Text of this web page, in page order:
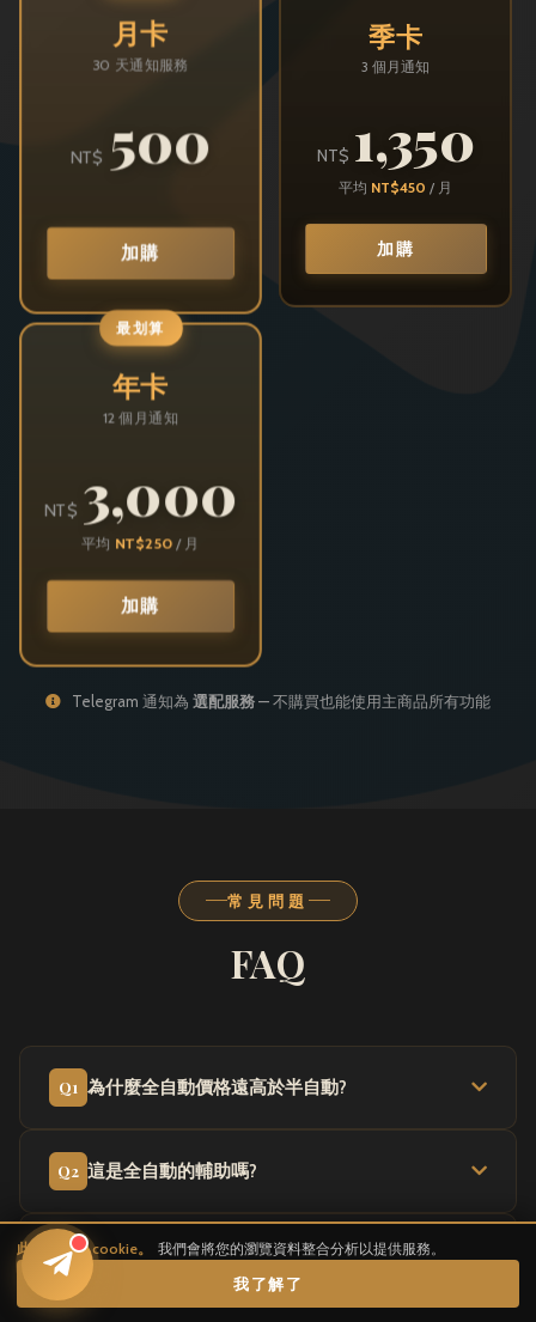
月卡
30 天通知服務
NT$ 500
加購
季卡
3 個月通知
NT$ 1,350
平均 NT$450 / 月
加購
最划算
年卡
12 個月通知
NT$ 3,000
平均 NT$250/ 月
加購
Telegram 通知為 選配服務— 不購買也能使用主商品所有功能
常見問題
FAQ
Q1 為什麼全自動價格遠高於半自動?
Q2 這是全自動的輔助嗎?
Q3 購買的是永久版本卻還是有限制時間?
此網站使用 cookie。 我們會將您的瀏覽資料整合分析以提供服務。
我了解了